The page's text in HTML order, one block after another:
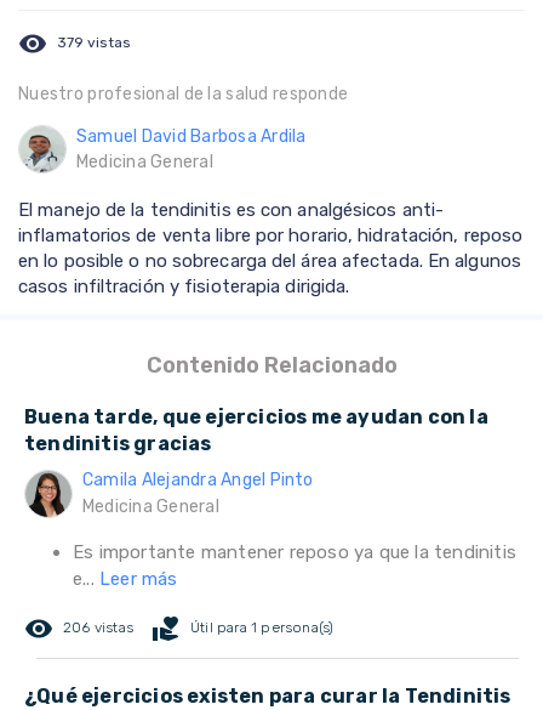
visibility 379 vistas
Nuestro profesional de la salud responde
Samuel David Barbosa Ardila
Medicina General
El manejo de la tendinitis es con analgésicos anti-
inflamatorios de venta libre por horario, hidratación, reposo
en lo posible o no sobrecarga del área afectada. En algunos
casos infiltración y fisioterapia dirigida.
Contenido Relacionado
Buena tarde, que ejercicios me ayudan con la
tendinitis gracias
Camila Alejandra Angel Pinto
Medicina General
Es importante mantener reposo ya que la tendinitis
e... Leer más
remove_red_eye 206 vistas volunteer_activism Útil para 1 persona(s)
¿Qué ejercicios existen para curar la Tendinitis